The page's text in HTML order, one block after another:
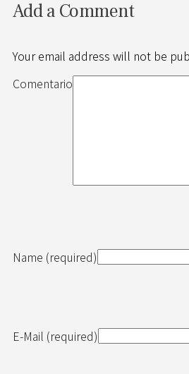
Add a Comment
Your email address will not be
Name (required)
E-Mail (required)
Comentario